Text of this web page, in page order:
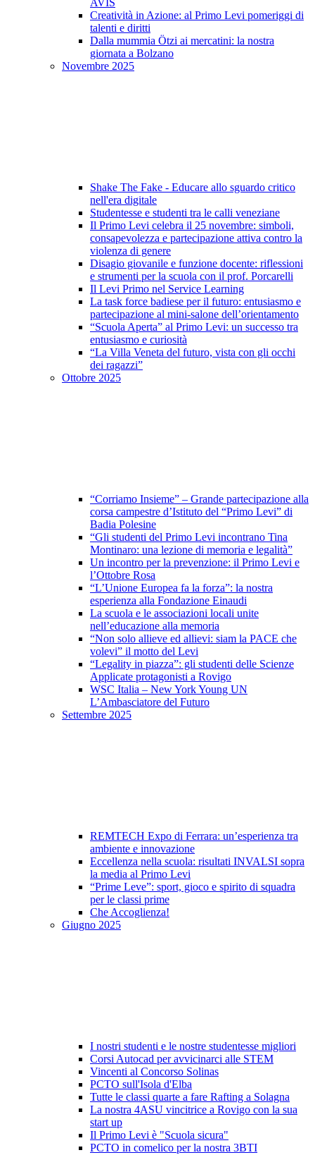
AVIS
Creatività in Azione: al Primo Levi pomeriggi di
talenti e diritti
Dalla mummia Ötzi ai mercatini: la nostra
giornata a Bolzano
Novembre 2025
Shake The Fake - Educare allo sguardo critico
nell'era digitale
Studentesse e studenti tra le calli veneziane
Il Primo Levi celebra il 25 novembre: simboli,
consapevolezza e partecipazione attiva contro la
violenza di genere
Disagio giovanile e funzione docente: riflessioni
e strumenti per la scuola con il prof. Porcarelli
Il Levi Primo nel Service Learning
La task force badiese per il futuro: entusiasmo e
partecipazione al mini-salone dell’orientamento
“Scuola Aperta” al Primo Levi: un successo tra
entusiasmo e curiosità
“La Villa Veneta del futuro, vista con gli occhi
dei ragazzi”
Ottobre 2025
“Corriamo Insieme” – Grande partecipazione alla
corsa campestre d’Istituto del “Primo Levi” di
Badia Polesine
“Gli studenti del Primo Levi incontrano Tina
Montinaro: una lezione di memoria e legalità”
Un incontro per la prevenzione: il Primo Levi e
l’Ottobre Rosa
“L’Unione Europea fa la forza”: la nostra
esperienza alla Fondazione Einaudi
La scuola e le associazioni locali unite
nell’educazione alla memoria
“Non solo allieve ed allievi: siam la PACE che
volevi” il motto del Levi
“Legality in piazza”: gli studenti delle Scienze
Applicate protagonisti a Rovigo
WSC Italia – New York Young UN
L’Ambasciatore del Futuro
Settembre 2025
REMTECH Expo di Ferrara: un’esperienza tra
ambiente e innovazione
Eccellenza nella scuola: risultati INVALSI sopra
la media al Primo Levi
“Prime Leve”: sport, gioco e spirito di squadra
per le classi prime
Che Accoglienza!
Giugno 2025
I nostri studenti e le nostre studentesse migliori
Corsi Autocad per avvicinarci alle STEM
Vincenti al Concorso Solinas
PCTO sull'Isola d'Elba
Tutte le classi quarte a fare Rafting a Solagna
La nostra 4ASU vincitrice a Rovigo con la sua
start up
Il Primo Levi è "Scuola sicura"
PCTO in comelico per la nostra 3BTI